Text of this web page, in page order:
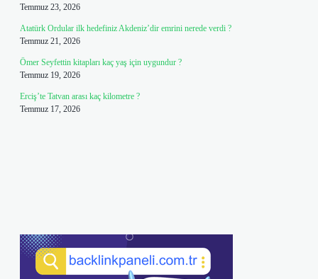
Temmuz 23, 2026
Atatürk Ordular ilk hedefiniz Akdeniz’dir emrini nerede verdi ?
Temmuz 21, 2026
Ömer Seyfettin kitapları kaç yaş için uygundur ?
Temmuz 19, 2026
Erciş’te Tatvan arası kaç kilometre ?
Temmuz 17, 2026